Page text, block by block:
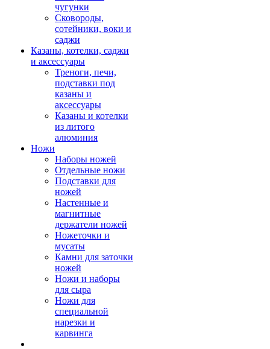
чугунки
Сковороды,
сотейники, воки и
саджи
Казаны, котелки, саджи
и аксессуары
Треноги, печи,
подставки под
казаны и
аксессуары
Казаны и котелки
из литого
алюминия
Ножи
Наборы ножей
Отдельные ножи
Подставки для
ножей
Настенные и
магнитные
держатели ножей
Ножеточки и
мусаты
Камни для заточки
ножей
Ножи и наборы
для сыра
Ножи для
специальной
нарезки и
карвинга